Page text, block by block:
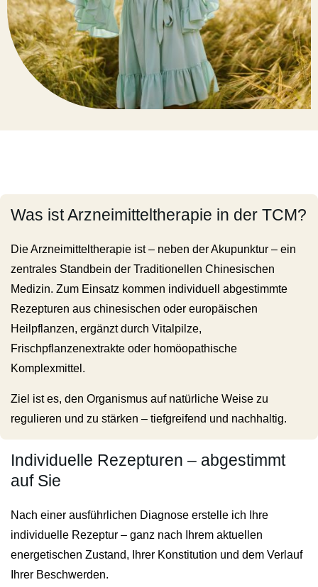
Was ist Arzneimitteltherapie in der TCM?
Die Arzneimitteltherapie ist – neben der Akupunktur – ein
zentrales Standbein der Traditionellen Chinesischen
Medizin. Zum Einsatz kommen individuell abgestimmte
Rezepturen aus chinesischen oder europäischen
Heilpflanzen, ergänzt durch Vitalpilze,
Frischpflanzenextrakte oder homöopathische
Komplexmittel.
Ziel ist es, den Organismus auf natürliche Weise zu
regulieren und zu stärken – tiefgreifend und nachhaltig.
Individuelle Rezepturen – abgestimmt
auf Sie
Nach einer ausführlichen Diagnose erstelle ich Ihre
individuelle Rezeptur – ganz nach Ihrem aktuellen
energetischen Zustand, Ihrer Konstitution und dem Verlauf
Ihrer Beschwerden.